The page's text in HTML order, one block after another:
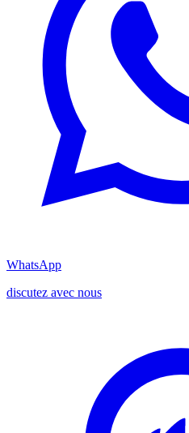
WhatsApp
discutez avec nous